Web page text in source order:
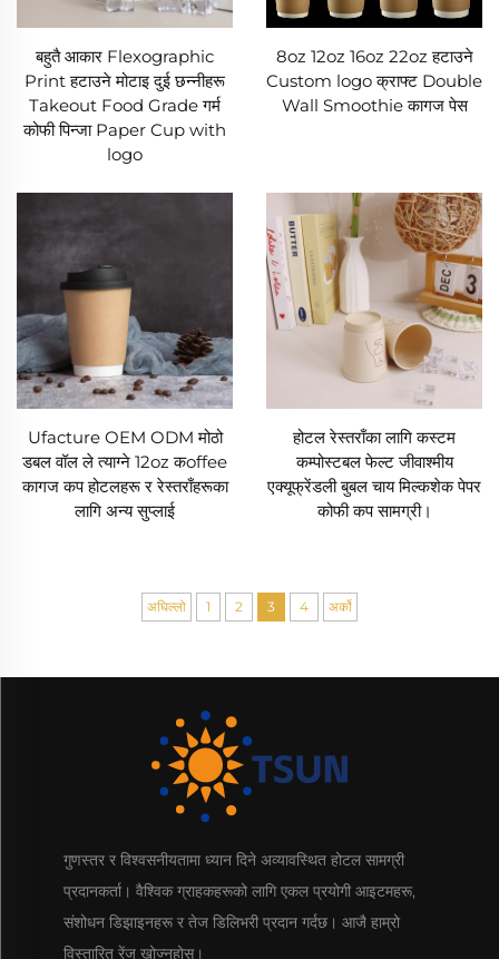
बहुतै आकार Flexographic
Print हटाउने मोटाइ दुई छन्नीहरू
Takeout Food Grade गर्म
कोफी पिन्जा Paper Cup with
logo
8oz 12oz 16oz 22oz हटाउने
Custom logo क्राफ्ट Double
Wall Smoothie कागज पेस
Ufacture OEM ODM मोठो
डबल वॉल ले त्याग्ने 12oz कoffee
कागज कप होटलहरू र रेस्तराँहरूका
लागि अन्य सुप्लाई
होटल रेस्तराँका लागि कस्टम
कम्पोस्टबल फेल्ट जीवाश्मीय
एक्यूफ्रेंडली बुबल चाय मिल्कशेक पेपर
कोफी कप सामग्री।
अघिल्लो 1 2 3 4 अर्को
गुणस्तर र विश्वसनीयतामा ध्यान दिने अव्यावस्थित होटल सामग्री
प्रदानकर्ता। वैश्विक ग्राहकहरूको लागि एकल प्रयोगी आइटमहरू,
संशोधन डिझाइनहरू र तेज डिलिभरी प्रदान गर्दछ। आजै हाम्रो
विस्तारित रेंज खोज्नुहोस्।